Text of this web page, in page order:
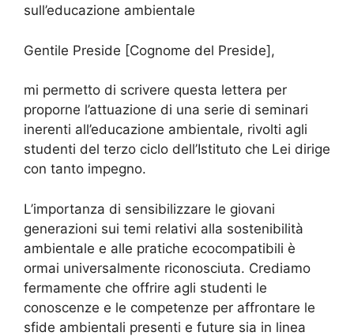
sull’educazione ambientale
Gentile Preside [Cognome del Preside],
mi permetto di scrivere questa lettera per
proporne l’attuazione di una serie di seminari
inerenti all’educazione ambientale, rivolti agli
studenti del terzo ciclo dell’Istituto che Lei dirige
con tanto impegno.
L’importanza di sensibilizzare le giovani
generazioni sui temi relativi alla sostenibilità
ambientale e alle pratiche ecocompatibili è
ormai universalmente riconosciuta. Crediamo
fermamente che offrire agli studenti le
conoscenze e le competenze per affrontare le
sfide ambientali presenti e future sia in linea